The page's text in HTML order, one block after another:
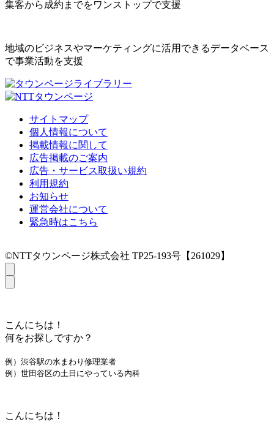
集客から成約までをワンストップで支援
地域のビジネスやマーケティングに活用できるデータベース
で事業活動を支援
サイトマップ
個人情報について
掲載情報に関して
広告掲載のご案内
広告・サービス取扱い規約
利用規約
お知らせ
運営会社について
緊急時はこちら
©NTTタウンページ株式会社 TP25-193号【261029】
こんにちは！
何をお探しですか？
例）渋谷駅の水まわり修理業者
例）世田谷区の土日にやっている内科
こんにちは！